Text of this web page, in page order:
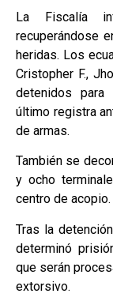
La Fiscalía
recuperándose
heridas. Los
Cristopher F.,
detenidos para
último registra
de armas.
También se
y ocho
centro de acopio.
Tras la
determinó
que serán
extorsivo.